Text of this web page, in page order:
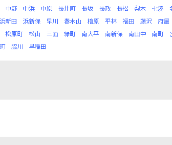
中野 中浜 中原 長井町 長坂 長政 長松 梨木 七湊
浜新田 浜新保 早川 春木山 檜原 平林 福田 藤沢 府屋
松原町 松山 三面 緑町 南大平 南新保 南田中 南町
脇川 早稲田